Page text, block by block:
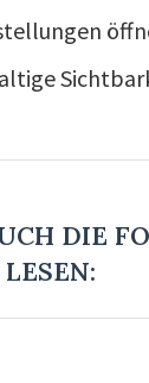
DIE